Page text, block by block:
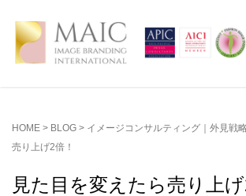
HOME > BLOG > イメージコンサルティング｜外見戦
売り上げ2倍！
見た目を変えたら売り上げ